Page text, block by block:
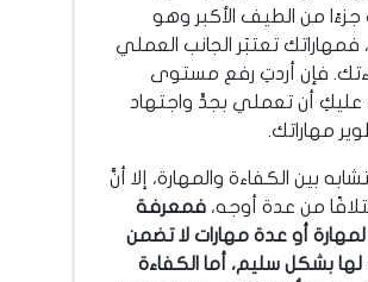
جزءًا من الطيف الأكبر وهو
فمهاراتك تعتبَر الجانب العملي
فإن أردتِ رفع مستوى
عليكِ أن تعملي بجدٍّ واجتهاد
مهاراتك.
بين الكفاءة والمهارة، إلا أنَّ
من عدة أوجه، فمعرفة
أو عدة مهارات لا تضمن
بشكل سليم، أما الكفاءة